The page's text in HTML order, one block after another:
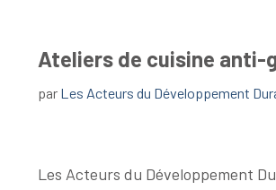
Ateliers de cuisine anti-
par Les Acteurs du Développement
Les Acteurs du Développement